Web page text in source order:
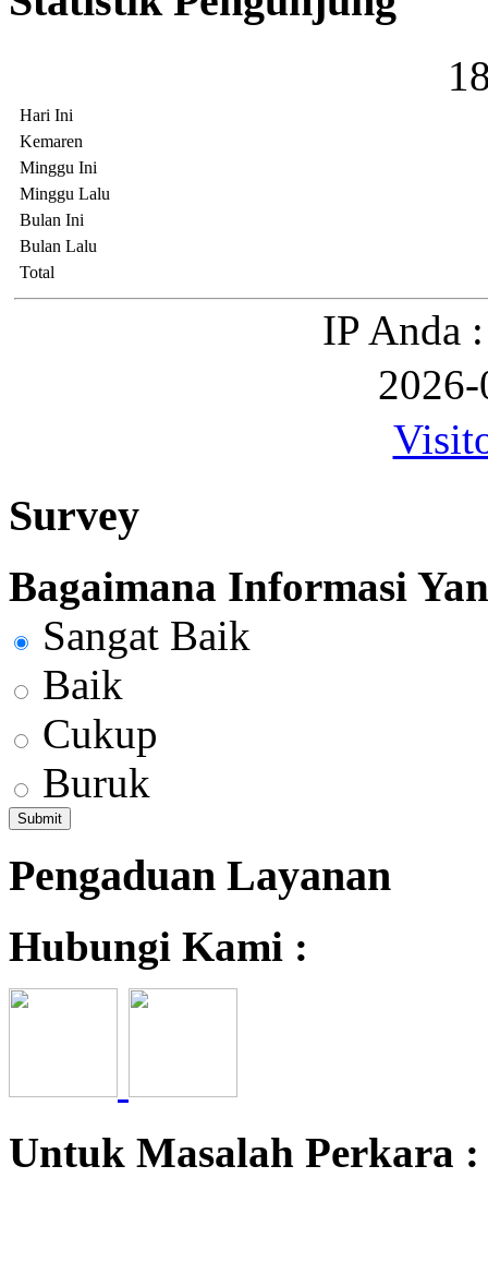
1
Hari Ini
Kemaren
Minggu Ini
Minggu Lalu
Bulan Ini
Bulan Lalu
Total
IP Anda
Survey
Bagaimana Informasi
Sangat Baik
Baik
Cukup
Buruk
Pengaduan Layanan
Hubungi Kami :
Untuk Masalah Perkara :